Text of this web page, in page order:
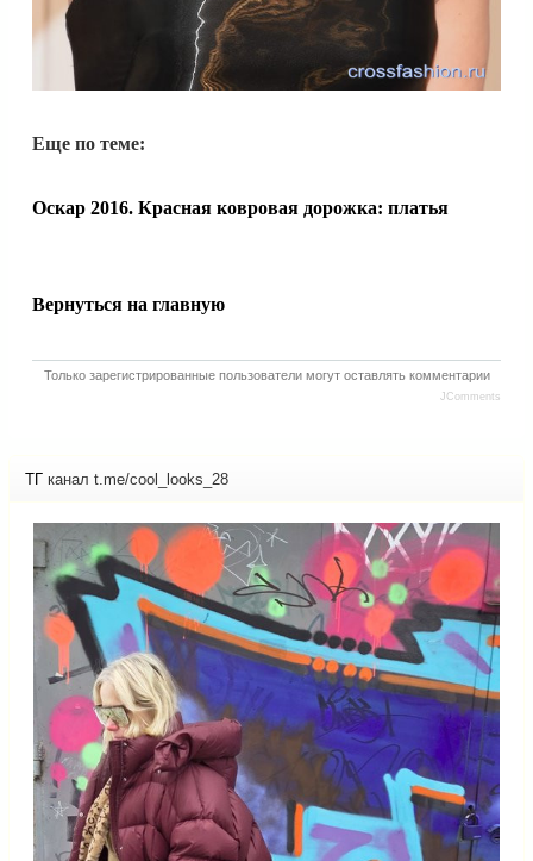
Еще по теме:
Оскар 2016. Красная ковровая дорожка: платья
Вернуться на главную
Только зарегистрированные пользователи могут оставлять комментарии
JComments
ТГ канал t.me/cool_looks_28